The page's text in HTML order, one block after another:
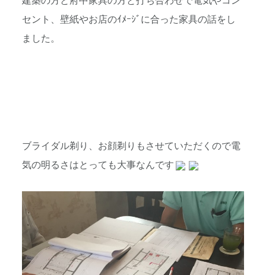
セント、壁紙やお店のｲﾒｰｼﾞに合った家具の話をし
ました。
ブライダル剃り、お顔剃りもさせていただくので電
気の明るさはとっても大事なんです